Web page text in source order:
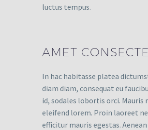
luctus tempus.
AMET
In hac habitasse platea
diam diam, consequat eu
id, sodales lobortis orci.
eleifend lorem. Proin laoreet
efficitur mauris egestas.